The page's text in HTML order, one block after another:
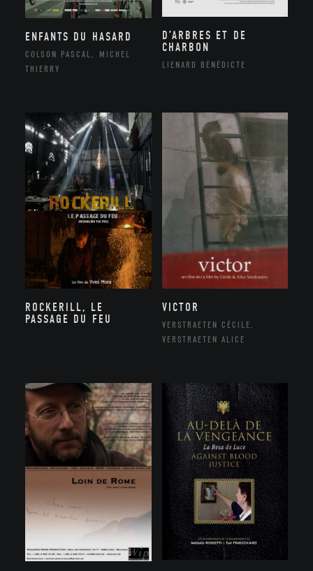
ENFANTS DU HASARD
COLSON PASCAL, MICHEL
THIERRY
D’ARBRES ET DE
CHARBON
LIENARD BÉNÉDICTE
ROCKERILL, LE
PASSAGE DU FEU
VICTOR
VERSTRAETEN CÉCILE,
VERSTRAETEN ALICE